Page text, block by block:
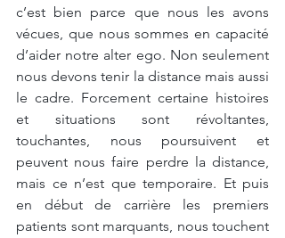
c’est bien parce que nous les avons
vécues, que nous sommes en capacité
d’aider notre alter ego. Non seulement
nous devons tenir la distance mais aussi
le cadre. Forcement certaine histoires
et situations sont révoltantes,
touchantes, nous poursuivent et
peuvent nous faire perdre la distance,
mais ce n’est que temporaire. Et puis
en début de carrière les premiers
patients sont marquants, nous touchent